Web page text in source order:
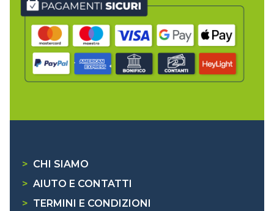
> CHI SIAMO
> AIUTO E CONTATTI
> TERMINI E CONDIZIONI